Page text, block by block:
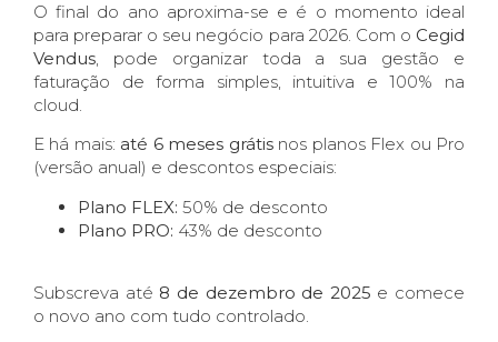
O final do ano aproxima-se e é o momento ideal
para preparar o seu negócio para 2026. Com o Cegid
Vendus, pode organizar toda a sua gestão e
faturação de forma simples, intuitiva e 100% na
cloud.
E há mais: até 6 meses grátisnos planos Flex ou Pro
(versão anual) e descontos especiais:
Plano FLEX: 50% de desconto
Plano PRO: 43% de desconto
Subscreva até 8 de dezembro de 2025 e comece
o novo ano com tudo controlado.